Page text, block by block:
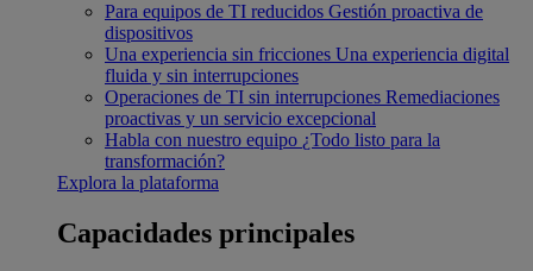
Para equipos de TI reducidos Gestión proactiva de
dispositivos
Una experiencia sin fricciones Una experiencia digital
fluida y sin interrupciones
Operaciones de TI sin interrupciones Remediaciones
proactivas y un servicio excepcional
Habla con nuestro equipo ¿Todo listo para la
transformación?
Explora la plataforma
Capacidades principales